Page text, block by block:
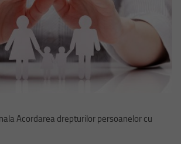
Acordarea drepturilor persoanelor cu